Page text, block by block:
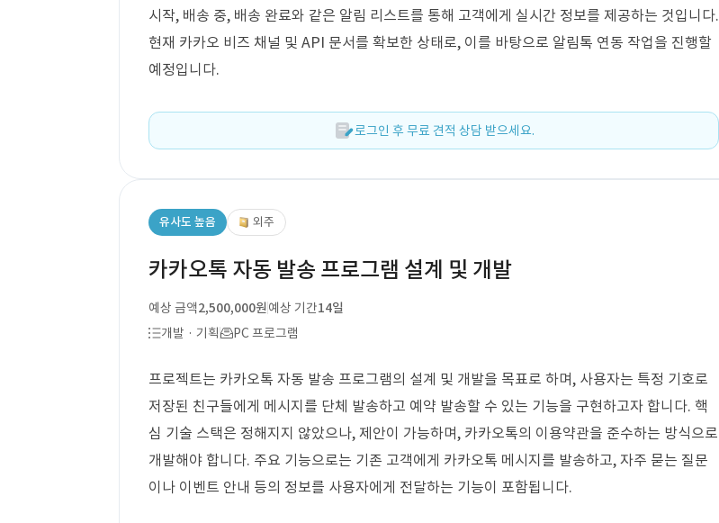
시작, 배송 중, 배송 완료와 같은 알림 리스트를 통해 고객에게 실시간 정보를 제공하는 것입니다.
현재 카카오 비즈 채널 및 API 문서를 확보한 상태로, 이를 바탕으로 알림톡 연동 작업을 진행할
예정입니다.
로그인 후 무료 견적 상담 받으세요.
유사도 높음 외주
카카오톡 자동 발송 프로그램 설계 및 개발
예상 금액2,500,000원예상 기간14일
개발 · 기획
PC 프로그램
프로젝트는 카카오톡 자동 발송 프로그램의 설계 및 개발을 목표로 하며, 사용자는 특정 기호로
저장된 친구들에게 메시지를 단체 발송하고 예약 발송할 수 있는 기능을 구현하고자 합니다. 핵
심 기술 스택은 정해지지 않았으나, 제안이 가능하며, 카카오톡의 이용약관을 준수하는 방식으로
개발해야 합니다. 주요 기능으로는 기존 고객에게 카카오톡 메시지를 발송하고, 자주 묻는 질문
이나 이벤트 안내 등의 정보를 사용자에게 전달하는 기능이 포함됩니다.